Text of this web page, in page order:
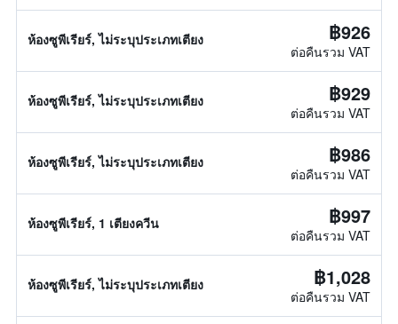
ห้องซูพีเรียร์, ไม่ระบุประเภทเตียง ฿926
ต่อคืนรวม VAT
ห้องซูพีเรียร์, ไม่ระบุประเภทเตียง ฿929
ต่อคืนรวม VAT
ห้องซูพีเรียร์, ไม่ระบุประเภทเตียง ฿986
ต่อคืนรวม VAT
ห้องซูพีเรียร์, 1 เตียงควีน ฿997
ต่อคืนรวม VAT
ห้องซูพีเรียร์, ไม่ระบุประเภทเตียง ฿1,028
ต่อคืนรวม VAT